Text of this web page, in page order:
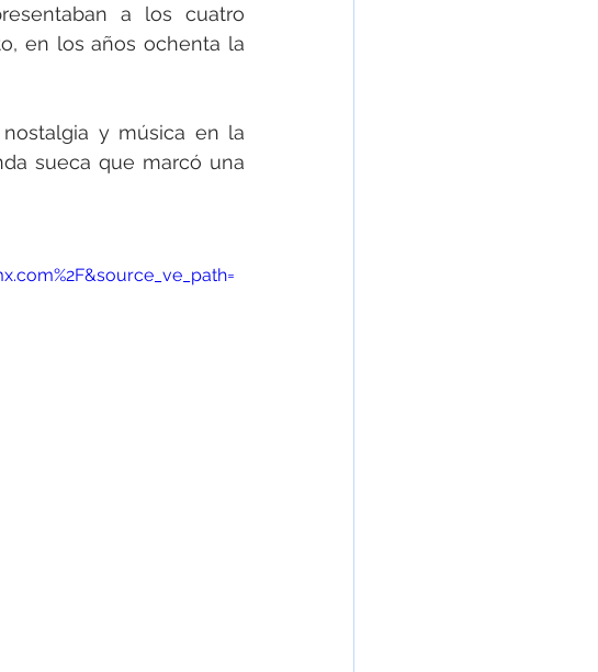
a los cuatro
en los años ochenta la
sueca que marcó una